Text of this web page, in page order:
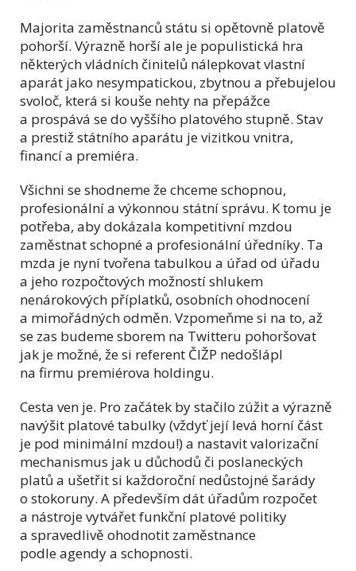
Majorita zaměstnanců státu si opětovně platově
pohorší. Výrazně horší ale je populistická hra
některých vládních činitelů nálepkovat vlastní
aparát jako nesympatickou, zbytnou a přebujelou
svoloč, která si kouše nehty na přepážce
a prospává se do vyššího platového stupně. Stav
a prestiž státního aparátu je vizitkou vnitra,
financí a premiéra.
Všichni se shodneme že chceme schopnou,
profesionální a výkonnou státní správu. K tomu je
potřeba, aby dokázala kompetitivní mzdou
zaměstnat schopné a profesionální úředníky. Ta
mzda je nyní tvořena tabulkou a úřad od úřadu
a jeho rozpočtových možností shlukem
nenárokových příplatků, osobních ohodnocení
a mimořádných odměn. Vzpomeňme si na to, až
se zas budeme sborem na Twitteru pohoršovat
jak je možné, že si referent ČIŽP nedošlápl
na firmu premiérova holdingu.
Cesta ven je. Pro začátek by stačilo zúžit a výrazně
navýšit platové tabulky (vždyť její levá horní část
je pod minimální mzdou!) a nastavit valorizační
mechanismus jak u důchodů či poslaneckých
platů a ušetřit si každoroční nedůstojné šarády
o stokoruny. A především dát úřadům rozpočet
a nástroje vytvářet funkční platové politiky
a spravedlivě ohodnotit zaměstnance
podle agendy a schopnosti.